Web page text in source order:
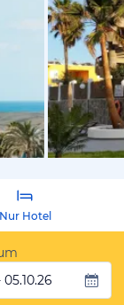
vom
Nur Hotel